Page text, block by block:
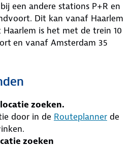
een andere stations P+R en
Dit kan vanaf Haarlem
is het met de trein 10
en vanaf Amsterdam 35
zoeken.
door in de Routeplanner de
zoeken